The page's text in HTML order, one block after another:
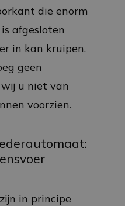
die enorm
afgesloten
in kan kruipen.
geen
u niet van
voorzien.
zijn in principe